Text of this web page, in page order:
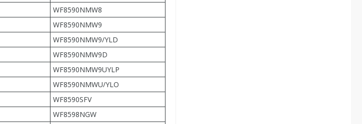
WF8590NMW8
WF8590NMW9
WF8590NMW9/YLD
WF8590NMW9D
WF8590NMW9UYLP
WF8590NMWU/YLO
WF8590SFV
WF8598NGW